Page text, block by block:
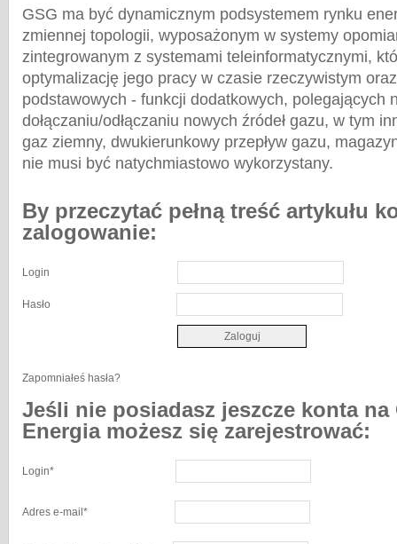
GSG ma być dynamicznym podsystemem rynku
zmiennej topologii, wyposażonym w systemy
zintegrowanym z systemami teleinformatycznymi,
optymalizację jego pracy w czasie rzeczywistym
podstawowych - funkcji dodatkowych, polegających
dołączaniu/odłączaniu nowych źródeł gazu, w tym
gaz ziemny, dwukierunkowy przepływ gazu,
nie musi być natychmiastowo wykorzystany.
By przeczytać pełną treść artykułu
zalogowanie:
Login
Hasło
Zapomniałeś hasła?
Jeśli nie posiadasz jeszcze konta na
Energia możesz się zarejestrować:
Login*
Adres e-mail *